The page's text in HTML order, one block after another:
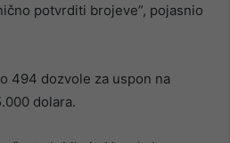
potvrditi brojeve”, pojasnio
494 dozvole za uspon na
dolara.